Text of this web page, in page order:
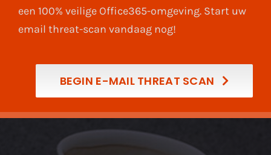
een 100% veilige Office365-omgeving. Start uw
email threat-scan vandaag nog!
BEGIN E-MAIL THREAT SCAN